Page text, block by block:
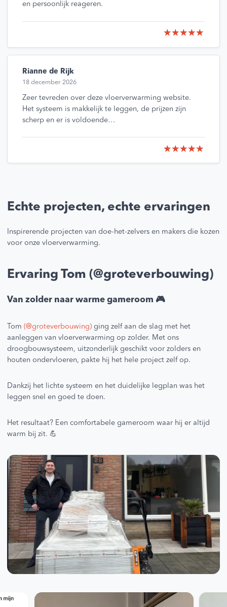
en persoonlijk reageren.
Rianne de Rijk
18 december 2026
Zeer tevreden over deze vloerverwarming website.
Het systeem is makkelijk te leggen, de prijzen zijn
scherp en er is voldoende…
Echte projecten, echte ervaringen
Inspirerende projecten van doe-het-zelvers en makers die kozen
voor onze vloerverwarming.
Ervaring Tom (@groteverbouwing)
Van zolder naar warme gameroom 🎮
Tom(@groteverbouwing) ging zelf aan de slag met het
aanleggen van vloerverwarming op zolder. Met ons
droogbouwsysteem, uitzonderlijk geschikt voor zolders en
houten ondervloeren, pakte hij het hele project zelf op.
Dankzij het lichte systeem en het duidelijke legplan was het
leggen snel en goed te doen.
Het resultaat? Een comfortabele gameroom waar hij er altijd
warm bij zit. 💪